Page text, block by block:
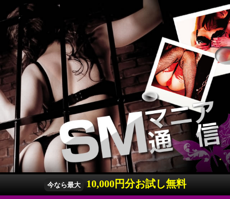
今なら最大 10,000円分お試し無料